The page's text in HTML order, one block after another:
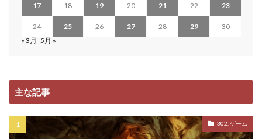
17 18 19 20 21 22 23
24 25 26 27 28 29
30
« 3月 5月 »
主な記事
302. ゲーム